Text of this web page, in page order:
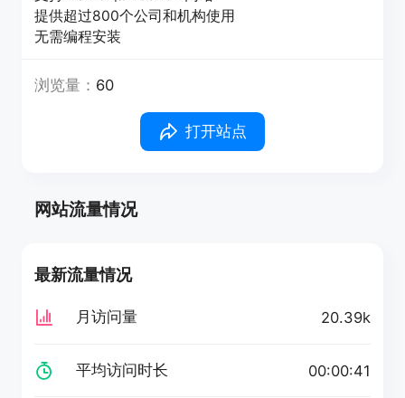
提供超过800个公司和机构使用
无需编程安装
浏览量： 60
打开站点
网站流量情况
最新流量情况
月访问量 20.39k
平均访问时长 00:00:41